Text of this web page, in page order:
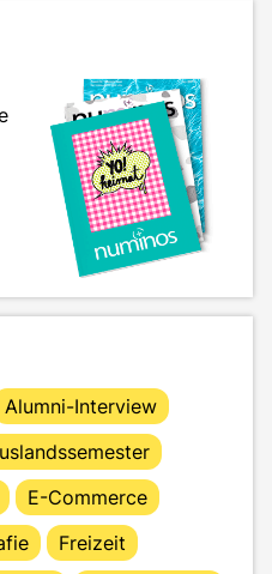
Alumni-Interview
E-Commerce
Freizeit